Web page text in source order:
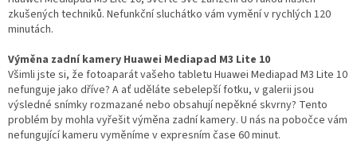
zkušených techniků. Nefunkční sluchátko vám vymění v rychlých 120
minutách.
Výměna zadní kamery Huawei Mediapad M3 Lite 10
Všimli jste si, že fotoaparát vašeho tabletu Huawei Mediapad M3 Lite 10
nefunguje jako dříve? A ať uděláte sebelepší fotku, v galerii jsou
výsledné snímky rozmazané nebo obsahují nepěkné skvrny? Tento
problém by mohla vyřešit výměna zadní kamery. U nás na pobočce vám
nefungující kameru vyměníme v expresním čase 60 minut.